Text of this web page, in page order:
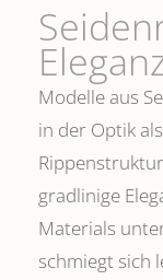
Modelle aus
in der Optik
gradlinige
Materials
schmiegt sich